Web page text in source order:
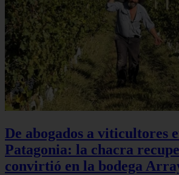
De abogados a viticultores
Patagonia: la chacra
convirtió en la bodega